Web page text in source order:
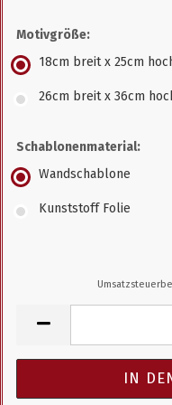
Motivgröße:
18cm breit x 25cm
26cm breit x 36cm
Schablonenmaterial:
Wandschablone
Kunststoff Folie